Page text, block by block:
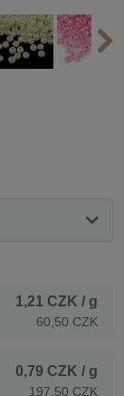
1,21 CZK / g
60,50 CZK
0,79 CZK / g
197,50 CZK